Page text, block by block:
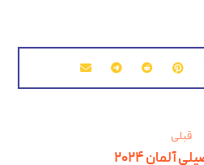
قبلی
آلمان ۲۰۲۴